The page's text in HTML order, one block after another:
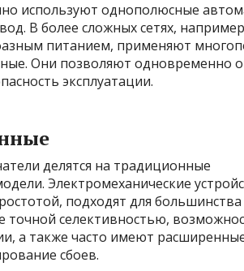
используют однополюсные
В более сложных сетях,
питанием, применяют
Они позволяют одновременно
эксплуатации.
делятся на традиционные
Электромеханические
подходят для
точной селективностью,
а также часто имеют
сбоев.